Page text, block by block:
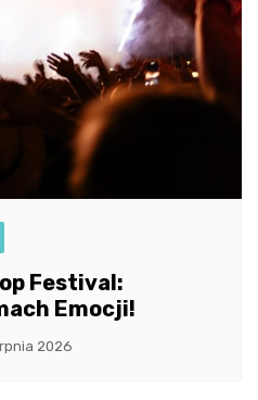
Festival:
Emocji!
2026